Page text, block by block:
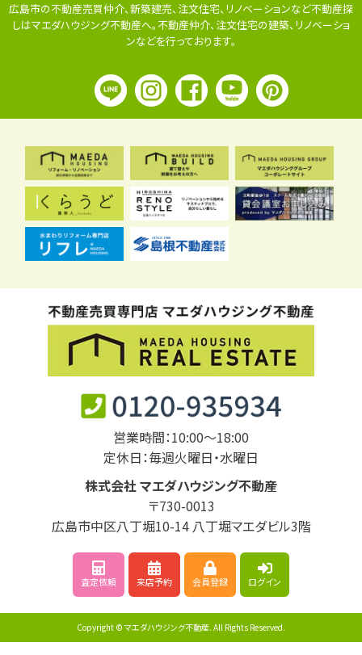
広島市の不動産売買仲介、新築建売、注文住宅、リノベーションなど不動産探
しはマエダハウジング不動産へ。不動産仲介、注文住宅の建築、リノベーショ
ンなどを行っております。
営業時間：10:00～18:00
定休日：毎週火曜日・水曜日
株式会社 マエダハウジング不動産
〒730-0013
広島市中区八丁堀10-14 八丁堀マエダビル3階
査定依頼 来店予約 会員登録 ログイン
Copyright © マエダハウジング不動産. All Rights Reserved.